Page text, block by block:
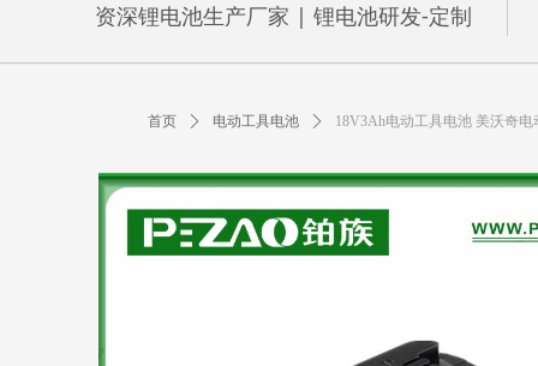
资深锂电池生产厂家 | 锂电池研发-定制
首页 ꄲ 电动工具电池 ꄲ 18V3Ah电动工具电池 美沃奇